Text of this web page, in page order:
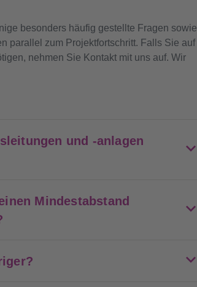
besonders häufig gestellte Fragen sowie
parallel zum Projektfortschritt. Falls Sie auf
nehmen Sie Kontakt mit uns auf. Wir
und -anlagen
Mindestabstand